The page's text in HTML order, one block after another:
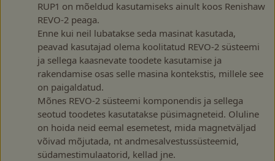
RUP1 on mõeldud kasutamiseks ainult koos Renishaw
REVO-2 peaga.
Enne kui neil lubatakse seda masinat kasutada,
peavad kasutajad olema koolitatud REVO-2 süsteemi
ja sellega kaasnevate toodete kasutamise ja
rakendamise osas selle masina kontekstis, millele see
on paigaldatud.
Mõnes REVO-2 süsteemi komponendis ja sellega
seotud toodetes kasutatakse püsimagneteid. Oluline
on hoida neid eemal esemetest, mida magnetväljad
võivad mõjutada, nt andmesalvestussüsteemid,
südamestimulaatorid, kellad jne.